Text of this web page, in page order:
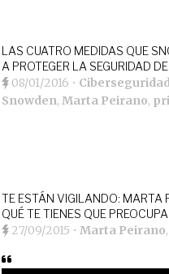
LAS CUATRO MEDIDAS QUE
A PROTEGER LA SEGURIDAD
08/01/2016 •
Snowden,Marta Peirano,
TE ESTÁN VIGILANDO: MARTA
QUÉ TE TIENES QUE
27/09/2015 •Marta Peirano,